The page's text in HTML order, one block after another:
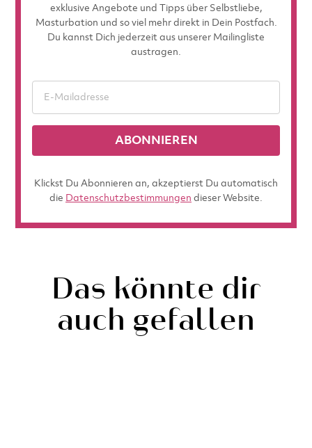
exklusive Angebote und Tipps über Selbstliebe,
Masturbation und so viel mehr direkt in Dein Postfach.
Du kannst Dich jederzeit aus unserer Mailingliste
austragen.
ABONNIEREN
Klickst Du Abonnieren an, akzeptierst Du automatisch
die Datenschutzbestimmungen dieser Website.
Das könnte dir
auch gefallen